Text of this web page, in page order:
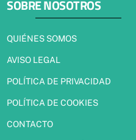
SOBRE NOSOTROS
QUIÉNES SOMOS
AVISO LEGAL
POLÍTICA DE PRIVACIDAD
POLÍTICA DE COOKIES
CONTACTO